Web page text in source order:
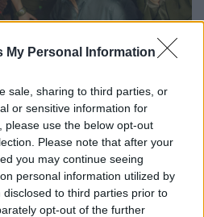
My Personal Information
sale, sharing to third parties, or
or sensitive information for
please use the below opt-out
Please note that after your
you may continue seeing
personal information utilized by
to third parties prior to
opt-out of the further
című dalát is
és az átirathoz videó
koncertjén. A ...